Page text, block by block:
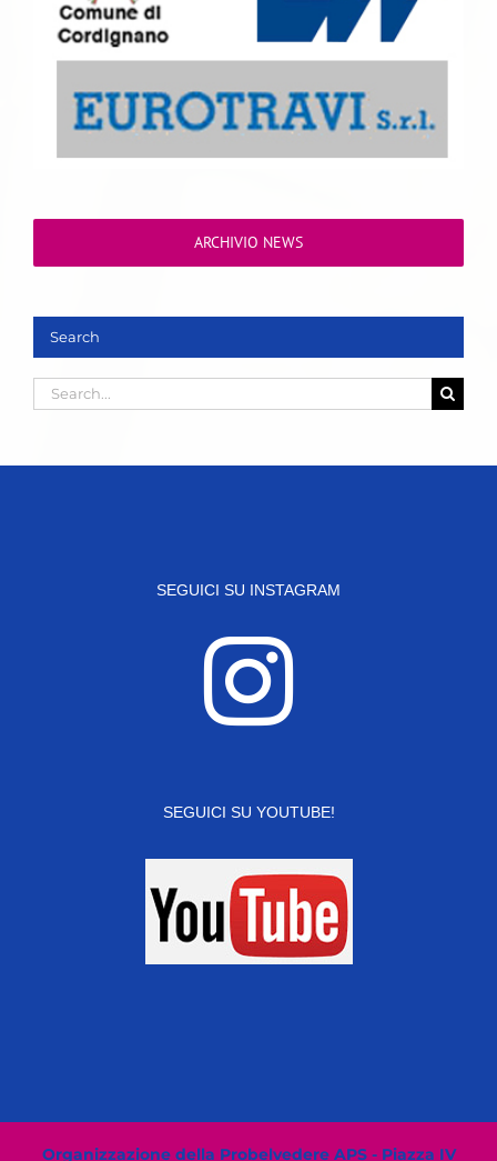
ARCHIVIO NEWS
Search
Search
for:
SEGUICI SU INSTAGRAM
SEGUICI SU YOUTUBE!
Organizzazione della Probelvedere APS - Piazza IV